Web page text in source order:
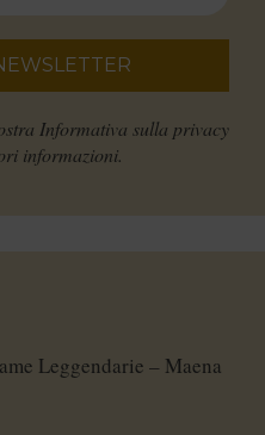
Informativa sulla privacy
informazioni.
Leggendarie – Maena